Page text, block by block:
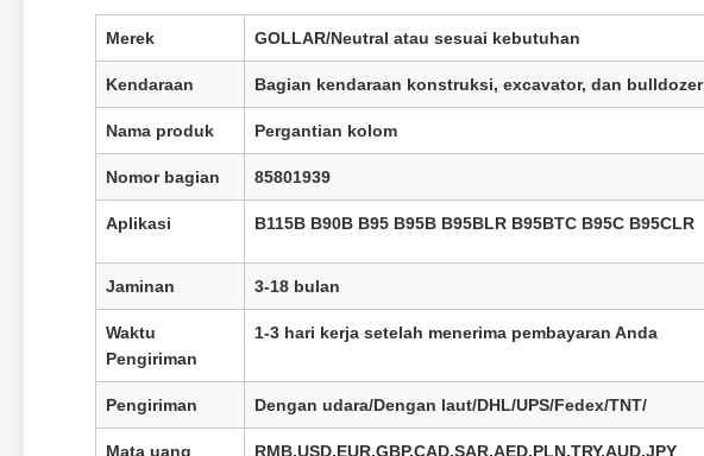
Merek GOLLAR/Neutral atau sesuai kebutuhan
Kendaraan Bagian kendaraan konstruksi, excavator, dan bulldozer
Nama produk Pergantian kolom
Nomor bagian 85801939
Aplikasi B115B B90B B95 B95B B95BLR B95BTC B95C B95CLR
Jaminan 3-18 bulan
Waktu
Pengiriman
1-3 hari kerja setelah menerima pembayaran Anda
Pengiriman Dengan udara/Dengan laut/DHL/UPS/Fedex/TNT/
Mata uang RMB,USD,EUR,GBP,CAD,SAR,AED,PLN,TRY,AUD,JPY